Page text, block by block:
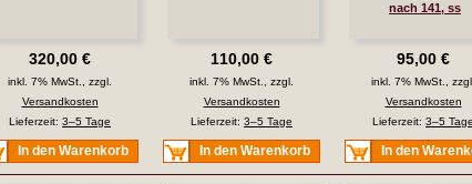
320,00 €
inkl. 7% MwSt., zzgl.
Versandkosten
Lieferzeit: 3–5 Tage
In den Warenkorb
110,00 €
inkl. 7% MwSt., zzgl.
Versandkosten
Lieferzeit: 3–5 Tage
In den Warenkorb
nach 141, ss
95,00 €
inkl. 7% MwSt.,
Versandkosten
Lieferzeit: 3–5 Tage
In den